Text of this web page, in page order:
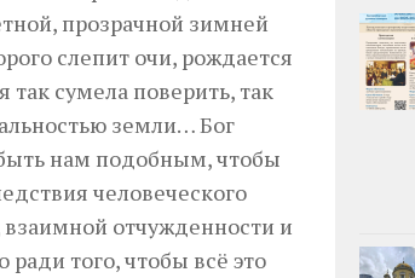
прозрачной зимней
слепит очи, рождается
сумела поверить, так
земли… Бог
нам подобным, чтобы
человеческого
взаимной отчужденности и
того, чтобы всё это